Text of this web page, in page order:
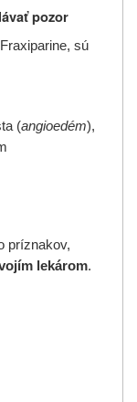
pozor
sú
(angioedém),
príznakov,
lekárom.